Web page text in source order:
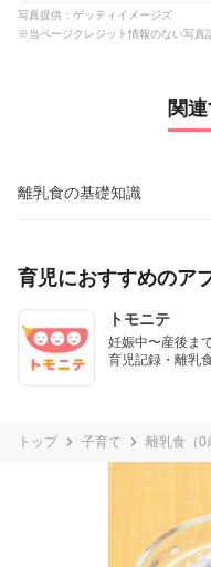
写真提供：ゲッティイメージズ
※当ページクレジット情報のない写真
関
離乳食の基礎知識
育児におすすめのア
トモニテ
妊娠中〜産後ま
育児記録・離乳
トップ 子育て 離乳食（0